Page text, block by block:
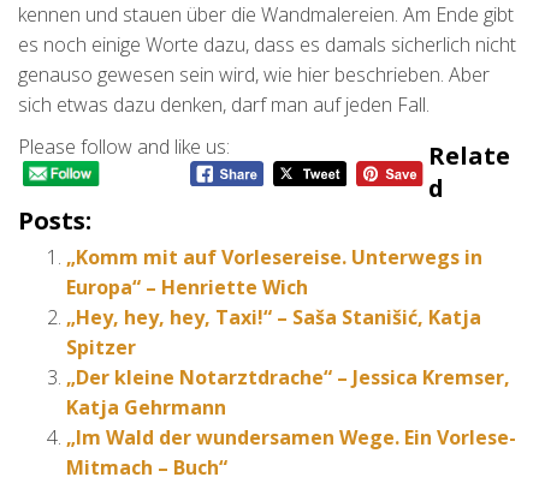
kennen und stauen über die Wandmalereien. Am Ende gibt
es noch einige Worte dazu, dass es damals sicherlich nicht
genauso gewesen sein wird, wie hier beschrieben. Aber
sich etwas dazu denken, darf man auf jeden Fall.
Please follow and like us:
Relate
D
Posts:
„Komm mit auf Vorlesereise. Unterwegs in
Europa“ – Henriette Wich
„Hey, hey, hey, Taxi!“ – Saša Stanišić, Katja
Spitzer
„Der kleine Notarztdrache“ – Jessica Kremser,
Katja Gehrmann
„Im Wald der wundersamen Wege. Ein Vorlese-
Mitmach – Buch“